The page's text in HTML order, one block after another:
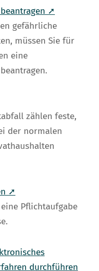
➚
gefährliche
müssen Sie für
eine
zählen feste,
der normalen
➚
Pflichtaufgabe
durchführen